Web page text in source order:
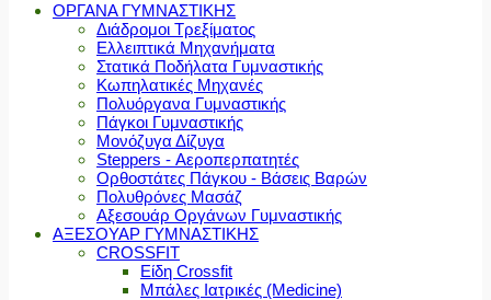
ΟΡΓΑΝΑ ΓΥΜΝΑΣΤΙΚΗΣ
Διάδρομοι Τρεξίματος
Ελλειπτικά Μηχανήματα
Στατικά Ποδήλατα Γυμναστικής
Κωπηλατικές Μηχανές
Πολυόργανα Γυμναστικής
Πάγκοι Γυμναστικής
Μονόζυγα Δίζυγα
Steppers - Αεροπερπατητές
Ορθοστάτες Πάγκου - Βάσεις Βαρών
Πολυθρόνες Μασάζ
Αξεσουάρ Οργάνων Γυμναστικής
ΑΞΕΣΟΥΑΡ ΓΥΜΝΑΣΤΙΚΗΣ
CROSSFIT
Είδη Crossfit
Μπάλες Ιατρικές (Medicine)